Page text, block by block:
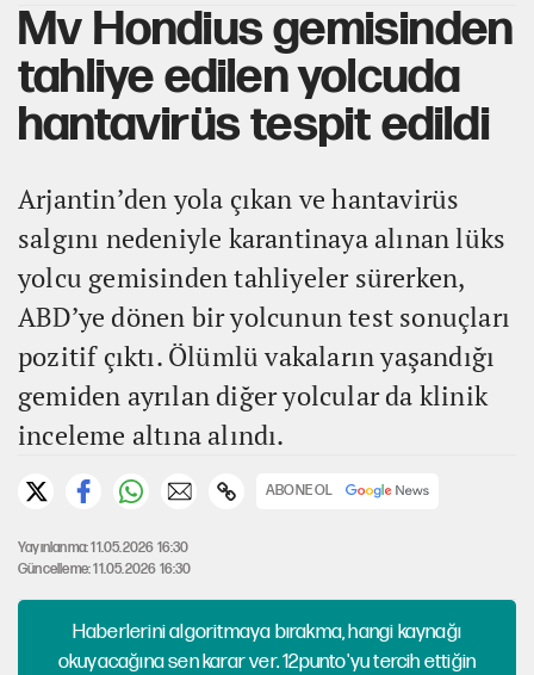
Mv Hondius gemisinden
tahliye edilen yolcuda
hantavirüs tespit edildi
Arjantin’den yola çıkan ve hantavirüs
salgını nedeniyle karantinaya alınan lüks
yolcu gemisinden tahliyeler sürerken,
ABD’ye dönen bir yolcunun test sonuçları
pozitif çıktı. Ölümlü vakaların yaşandığı
gemiden ayrılan diğer yolcular da klinik
inceleme altına alındı.
ABONE OL
Yayınlanma: 11.05.2026 16:30
Güncelleme: 11.05.2026 16:30
Haberlerini algoritmaya bırakma, hangi kaynağı
okuyacağına sen karar ver. 12punto'yu tercih ettiğin